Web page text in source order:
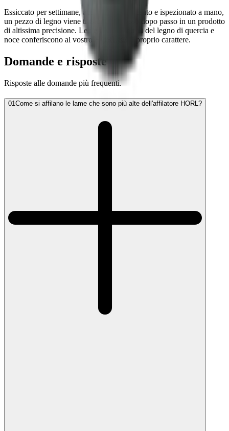
Essiccato per settimane, accuratamente fresato e ispezionato a mano,
un pezzo di legno viene trasformato passo dopo passo in un prodotto
di altissima precisione. Le venature naturali del legno di quercia e
noce conferiscono al vostro HORL®3 il proprio carattere.
Domande e risposte
Risposte alle domande più frequenti.
01Come si affilano le lame che sono più alte dell'affilatore HORL?